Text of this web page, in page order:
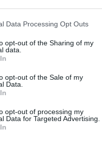
Data Processing Opt Outs
opt-out of the Sharing of my
data.
opt-out of the Sale of my
Data.
opt-out of processing my
Data for Targeted Advertising.